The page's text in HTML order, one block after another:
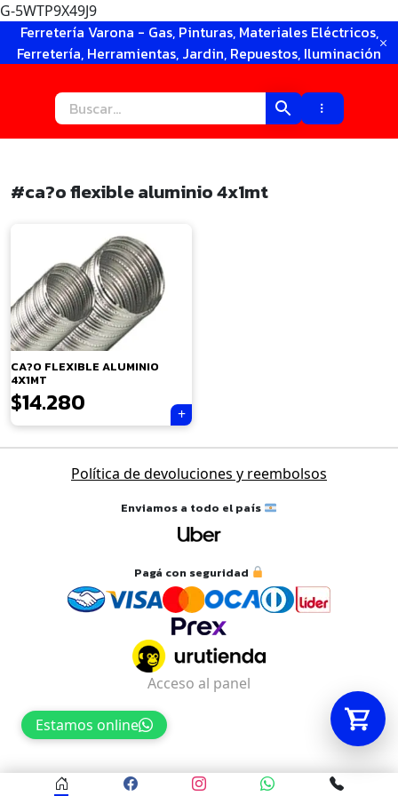
G-5WTP9X49J9
Ferretería Varona - Gas, Pinturas, Materiales Eléctricos,
Ferretería, Herramientas, Jardin, Repuestos, Iluminación
#ca?o flexible aluminio 4x1mt
CA?O FLEXIBLE ALUMINIO
4X1MT
$14.280
Política de devoluciones y reembolsos
Enviamos a todo el país
Pagá con seguridad
Estamos online
Acceso al panel
Tu carrito está vacío.
Agregá un producto y aparecerá acá